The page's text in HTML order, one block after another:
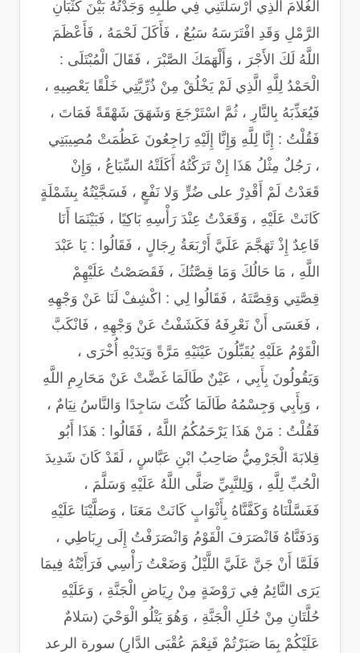
الْغُلامَ الَّذِي أَرْسَلْتَنِي فِي طَلَبِهِ وَجَدْتُهُ بَيْنَ كُثْبَانِ
الرَّمْلِ وَقَدِ افْتَرَسَهُ سَبُعٌ ، فَأَكَلَ لَحْمَهُ ، فَأَعْظَمَ
اللَّهُ لَكَ الأَجْرَ ، وَأَلْهَمَكَ الصَّبْرَ ، فَقَالَ الْمُبْتَلَى :
الْحَمْدُ لِلَّهِ الَّذِي لَمْ يَخْلُقْ مِنْ ذُرِّيَّتِي خَلْقًا يَعْصِيهِ ،
فَيُعَذِّبَهُ بِالنَّارِ ، ثُمَّ اسْتَرْجَعَ وَشَهَقَ شَهْقَةً فَمَاتَ ،
فَقُلْتُ : إِنَّا لِلَّهِ وَإِنَّا إِلَيْهِ رَاجِعُونَ عَظُمَتْ مُصِيبَتِي
، رَجُلٌ مِثْلُ هَذَا إِنْ تَرَكْتُهُ أَكَلَتْهُ السِّبَاعُ ، وَإِنْ
قَعَدْتُ لَمْ أَقْدِرْ على ضُرٍّ وَلا نَفْعٍ ، فَسَجَّيْتُهُ بِشَمْلَةٍ
كَانَتْ عَلَيْهِ ، وَقَعَدْتُ عِنْدَ رَأْسِهِ بَاكِيًا ، فَبَيْنَمَا أَنَا
قَاعِدٌ إِذْ تَهَجَّمَ عَلَيَّ أَرْبَعَةُ رِجَالٍ ، فَقَالُوا : يَا عَبْدَ
اللَّهِ ، مَا حَالُكَ وَمَا قِصَّتُكَ ، فَقَصَصْتُ عَلَيْهِمْ
قِصَّتِي وَقِصَّتَهُ ، فَقَالُوا لِي : اكْشِفْ لَنَا عَنْ وَجْهِهِ
، فَعَسَى أَنْ نَعْرِفَهُ فَكَشَفْتُ عَنْ وَجْهِهِ ، فَانْكَبَّ
الْقَوْمُ عَلَيْهِ يُقَبِّلُونَ عَيْنَيْهِ مَرَّةً وَيَدَيْهِ أُخْرَى ،
وَيَقُولُونَ بِأَبِي ، عَيْنٌ طَالَمَا غَضَّتْ عَنْ مَحَارِمِ اللَّهِ
، وَبِأَبِي وَجِسْمُهُ طَالَمَا كُنْتَ سَاجِدًا وَالنَّاسُ نِيَامٌ ،
فَقُلْتُ : مَنْ هَذَا يَرْحَمُكُمُ اللَّهُ ، فَقَالُوا : هَذَا أَبُو
قِلابَةَ الْجَرْمِيُّ صَاحِبُ ابْنِ عَبَّاسٍ ، لَقَدْ كَانَ شَدِيدَ
الْحُبِّ لِلَّهِ ، وَلِلنَّبِيِّ صَلَّى اللَّهُ عَلَيْهِ وَسَلَّمَ ،
فَغَسَّلْنَاهُ وَكَفَّنَّاهُ بِأَثْوَابٍ كَانَتْ مَعَنَا ، وَصَلَّيْنَا عَلَيْهِ
وَدَفَنَّاهُ فَانْصَرَفَ الْقَوْمُ وَانْصَرَفْتُ إِلَى رِبَاطِي ،
فَلَمَّا أَنْ جَنَّ عَلَيَّ اللَّيْلُ وَضَعْتُ رَأْسِي فَرَأَيْتُهُ فِيمَا
يَرَى النَّائِمُ فِي رَوْضَةٍ مِنْ رِيَاضِ الْجَنَّةِ ، وَعَلَيْهِ
حُلَّتَانِ مِنْ حُلَلِ الْجَنَّةِ ، وَهُوَ يَتْلُو الْوَحْيَ (سَلامٌ
عَلَيْكُمْ بِمَا صَبَرْتُمْ فَنِعْمَ عُقْبَى الدَّارِ) سورة الرعد